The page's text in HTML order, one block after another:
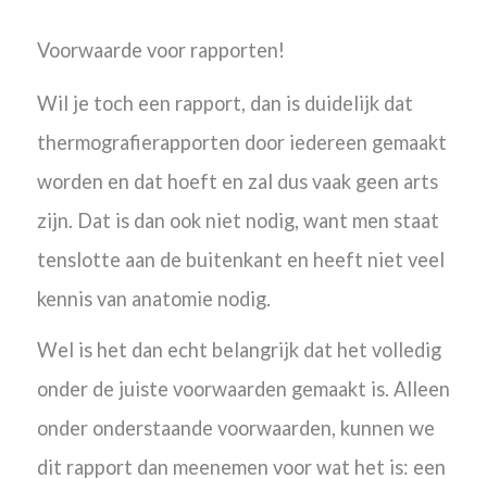
Voorwaarde voor rapporten!
Wil je toch een rapport, dan is duidelijk dat
thermografierapporten door iedereen gemaakt
worden en dat hoeft en zal dus vaak geen arts
zijn. Dat is dan ook niet nodig, want men staat
tenslotte aan de buitenkant en heeft niet veel
kennis van anatomie nodig.
Wel is het dan echt belangrijk dat het volledig
onder de juiste voorwaarden gemaakt is. Alleen
onder onderstaande voorwaarden, kunnen we
dit rapport dan meenemen voor wat het is: een